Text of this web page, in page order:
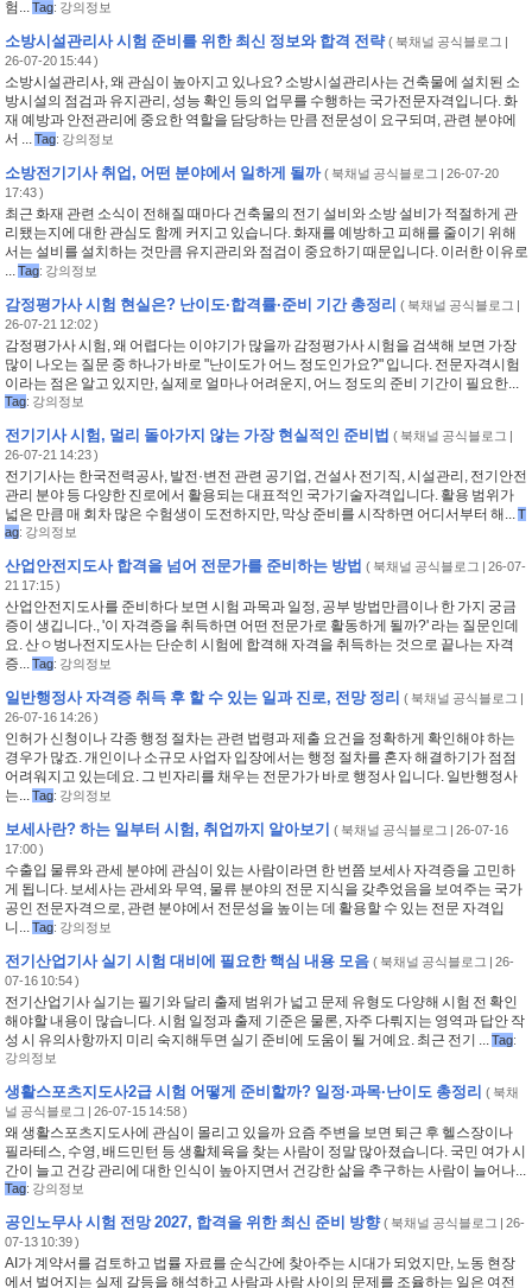
험...Tag: 강의정보
소방시설관리사 시험 준비를 위한 최신 정보와 합격 전략 ( 북채널 공식블로그 |
26-07-20 15:44 )
소방시설관리사, 왜 관심이 높아지고 있나요? 소방시설관리사는 건축물에 설치된 소
방시설의 점검과 유지관리, 성능 확인 등의 업무를 수행하는 국가전문자격입니다. 화
재 예방과 안전관리에 중요한 역할을 담당하는 만큼 전문성이 요구되며, 관련 분야에
서 ...Tag: 강의정보
소방전기기사 취업, 어떤 분야에서 일하게 될까 ( 북채널 공식블로그 | 26-07-20
17:43 )
최근 화재 관련 소식이 전해질 때마다 건축물의 전기 설비와 소방 설비가 적절하게 관
리됐는지에 대한 관심도 함께 커지고 있습니다. 화재를 예방하고 피해를 줄이기 위해
서는 설비를 설치하는 것만큼 유지관리와 점검이 중요하기 때문입니다. 이러한 이유로
...Tag: 강의정보
감정평가사 시험 현실은? 난이도·합격률·준비 기간 총정리 ( 북채널 공식블로그 |
26-07-21 12:02 )
감정평가사 시험, 왜 어렵다는 이야기가 많을까 감정평가사 시험을 검색해 보면 가장
많이 나오는 질문 중 하나가 바로 "난이도가 어느 정도인가요?" 입니다. 전문자격시험
이라는 점은 알고 있지만, 실제로 얼마나 어려운지, 어느 정도의 준비 기간이 필요한...
Tag: 강의정보
전기기사 시험, 멀리 돌아가지 않는 가장 현실적인 준비법 ( 북채널 공식블로그 |
26-07-21 14:23 )
전기기사는 한국전력공사, 발전·변전 관련 공기업, 건설사 전기직, 시설관리, 전기안전
관리 분야 등 다양한 진로에서 활용되는 대표적인 국가기술자격입니다. 활용 범위가
넓은 만큼 매 회차 많은 수험생이 도전하지만, 막상 준비를 시작하면 어디서부터 해...T
ag: 강의정보
산업안전지도사 합격을 넘어 전문가를 준비하는 방법 ( 북채널 공식블로그 | 26-07-
21 17:15 )
산업안전지도사를 준비하다 보면 시험 과목과 일정, 공부 방법만큼이나 한 가지 궁금
증이 생깁니다., '이 자격증을 취득하면 어떤 전문가로 활동하게 될까?' 라는 질문인데
요. 산ㅇ벙나전지도사는 단순히 시험에 합격해 자격을 취득하는 것으로 끝나는 자격
증...Tag: 강의정보
일반행정사 자격증 취득 후 할 수 있는 일과 진로, 전망 정리 ( 북채널 공식블로그 |
26-07-16 14:26 )
인허가 신청이나 각종 행정 절차는 관련 법령과 제출 요건을 정확하게 확인해야 하는
경우가 많죠. 개인이나 소규모 사업자 입장에서는 행정 절차를 혼자 해결하기가 점점
어려워지고 있는데요. 그 빈자리를 채우는 전문가가 바로 행정사 입니다. 일반행정사
는...Tag: 강의정보
보세사란? 하는 일부터 시험, 취업까지 알아보기 ( 북채널 공식블로그 | 26-07-16
17:00 )
수출입 물류와 관세 분야에 관심이 있는 사람이라면 한 번쯤 보세사 자격증을 고민하
게 됩니다. 보세사는 관세와 무역, 물류 분야의 전문 지식을 갖추었음을 보여주는 국가
공인 전문자격으로, 관련 분야에서 전문성을 높이는 데 활용할 수 있는 전문 자격입
니...Tag: 강의정보
전기산업기사 실기 시험 대비에 필요한 핵심 내용 모음 ( 북채널 공식블로그 | 26-
07-16 10:54 )
전기산업기사 실기는 필기와 달리 출제 범위가 넓고 문제 유형도 다양해 시험 전 확인
해야할 내용이 많습니다. 시험 일정과 출제 기준은 물론, 자주 다뤄지는 영역과 답안 작
성 시 유의사항까지 미리 숙지해두면 실기 준비에 도움이 될 거예요. 최근 전기 ...Tag:
강의정보
생활스포츠지도사2급 시험 어떻게 준비할까? 일정·과목·난이도 총정리 ( 북채
널 공식블로그 | 26-07-15 14:58 )
왜 생활스포츠지도사에 관심이 몰리고 있을까 요즘 주변을 보면 퇴근 후 헬스장이나
필라테스, 수영, 배드민턴 등 생활체육을 찾는 사람이 정말 많아졌습니다. 국민 여가 시
간이 늘고 건강 관리에 대한 인식이 높아지면서 건강한 삶을 추구하는 사람이 늘어나...
Tag: 강의정보
공인노무사 시험 전망 2027, 합격을 위한 최신 준비 방향 ( 북채널 공식블로그 | 26-
07-13 10:39 )
AI가 계약서를 검토하고 법률 자료를 순식간에 찾아주는 시대가 되었지만, 노동 현장
에서 벌어지는 실제 갈등을 해석하고 사람과 사람 사이의 문제를 조율하는 일은 여전